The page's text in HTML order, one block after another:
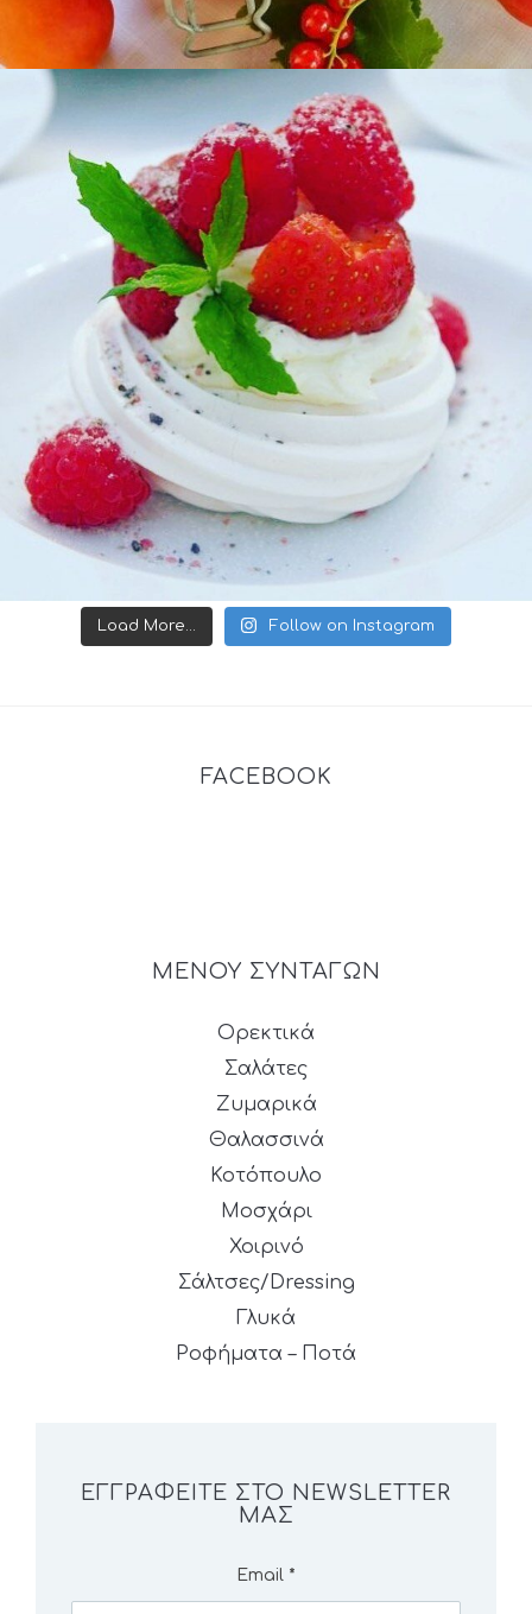
Load More... Follow on Instagram
FACEBOOK
ΜΕΝΟΥ ΣΥΝΤΑΓΩΝ
Ορεκτικά
Σαλάτες
Ζυμαρικά
Θαλασσινά
Κοτόπουλο
Μοσχάρι
Χοιρινό
Σάλτσες/Dressing
Γλυκά
Ροφήματα – Ποτά
ΕΓΓΡΑΦΕΊΤΕ ΣΤΟ NEWSLETTER
ΜΑΣ
Email *